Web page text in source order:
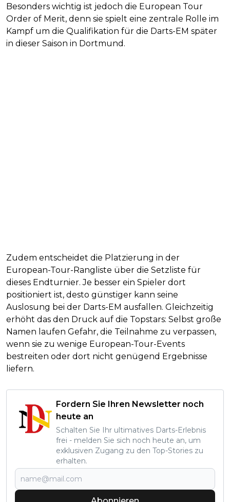
Besonders wichtig ist jedoch die European Tour
Order of Merit, denn sie spielt eine zentrale Rolle im
Kampf um die Qualifikation für die Darts-EM später
in dieser Saison in Dortmund.
Zudem entscheidet die Platzierung in der
European-Tour-Rangliste über die Setzliste für
dieses Endturnier. Je besser ein Spieler dort
positioniert ist, desto günstiger kann seine
Auslosung bei der Darts-EM ausfallen. Gleichzeitig
erhöht das den Druck auf die Topstars: Selbst große
Namen laufen Gefahr, die Teilnahme zu verpassen,
wenn sie zu wenige European-Tour-Events
bestreiten oder dort nicht genügend Ergebnisse
liefern.
Fordern Sie Ihren Newsletter noch
heute an
Schalten Sie Ihr ultimatives Darts-Erlebnis
frei - melden Sie sich noch heute an, um
exklusiven Zugang zu den Top-Stories zu
erhalten.